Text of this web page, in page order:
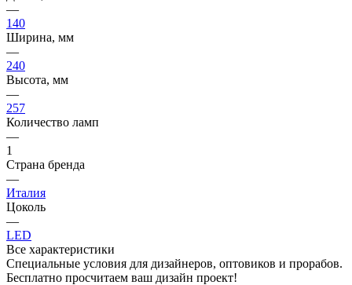
—
140
Ширина, мм
—
240
Высота, мм
—
257
Количество ламп
—
1
Страна бренда
—
Италия
Цоколь
—
LED
Все характеристики
Специальные условия для дизайнеров, оптовиков и прорабов.
Бесплатно просчитаем ваш дизайн проект!